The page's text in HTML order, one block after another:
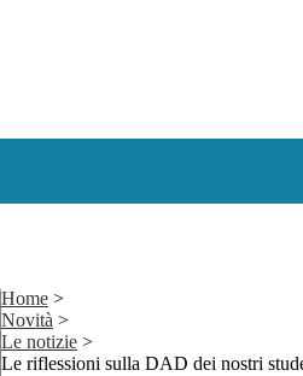
Home >
Novità >
Le notizie >
Le riflessioni sulla DAD dei nostri